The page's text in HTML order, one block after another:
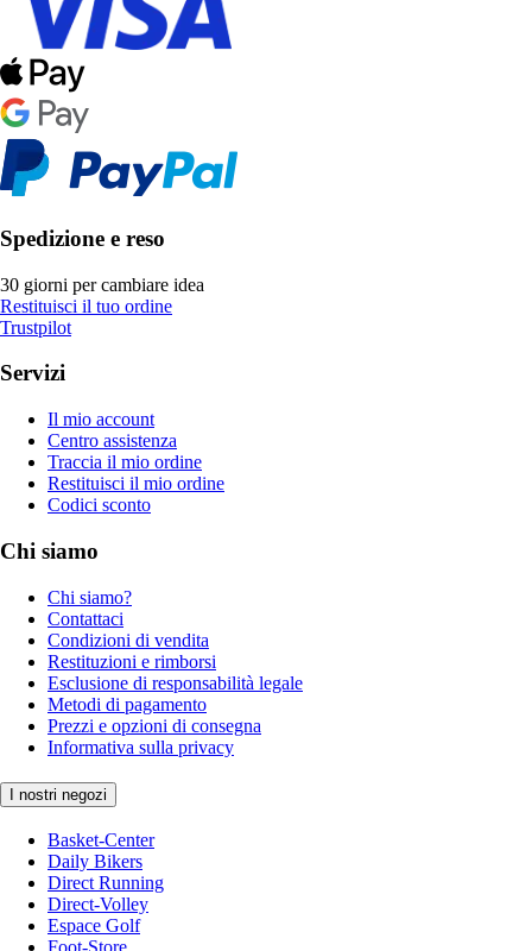
Spedizione e reso
30 giorni per cambiare idea
Restituisci il tuo ordine
Trustpilot
Servizi
Il mio account
Centro assistenza
Traccia il mio ordine
Restituisci il mio ordine
Codici sconto
Chi siamo
Chi siamo?
Contattaci
Condizioni di vendita
Restituzioni e rimborsi
Esclusione di responsabilità legale
Metodi di pagamento
Prezzi e opzioni di consegna
Informativa sulla privacy
I nostri negozi
Basket-Center
Daily Bikers
Direct Running
Direct-Volley
Espace Golf
Foot-Store